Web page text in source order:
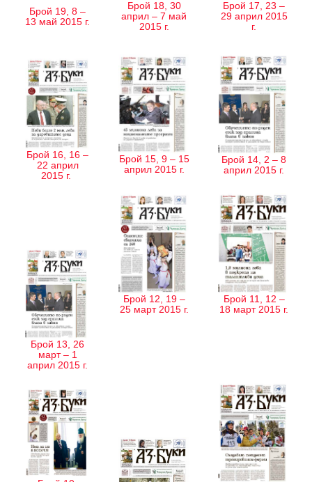
Брой 19, 8 –
13 май 2015 г.
Брой 18, 30
април – 7 май
2015 г.
Брой 17, 23 –
29 април 2015
г.
Брой 16, 16 –
22 април
2015 г.
Брой 15, 9 – 15
април 2015 г.
Брой 14, 2 – 8
април 2015 г.
Брой 13, 26
март – 1
април 2015 г.
Брой 12, 19 –
25 март 2015 г.
Брой 11, 12 –
18 март 2015 г.